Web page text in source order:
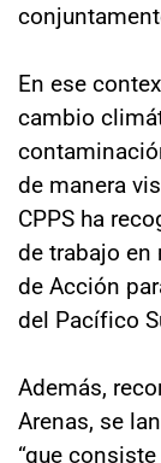
En ese
cambio
de manera
CPPS ha
de trabajo en
de Acción
del Pacífico
Además,
Arenas, se
“que